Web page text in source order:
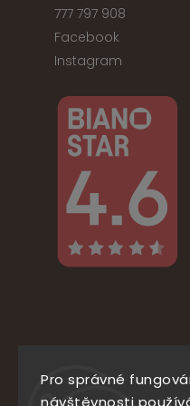
Pro správné
návštěvnosti
777 797 908
Facebook
Instagram